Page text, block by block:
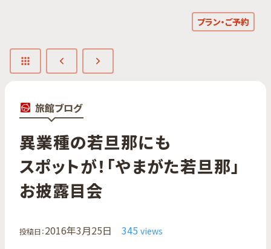
プラン・ご予約
旅館ブログ
異業種の​若旦那にも​
スポットが！​「やまが​た若旦那」​
お披露目会
投稿日：2016年3月25日 345 views